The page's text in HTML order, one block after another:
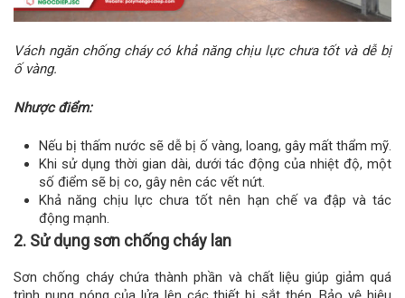
Vách ngăn chống cháy có khả năng chịu lực chưa tốt và dễ bị
ố vàng.
Nhược điểm:
Nếu bị thấm nước sẽ dễ bị ố vàng, loang, gây mất thẩm mỹ.
Khi sử dụng thời gian dài, dưới tác động của nhiệt độ, một
số điểm sẽ bị co, gây nên các vết nứt.
Khả năng chịu lực chưa tốt nên hạn chế va đập và tác
động mạnh.
2. Sử dụng sơn chống cháy lan
Sơn chống cháy chứa thành phần và chất liệu giúp giảm quá